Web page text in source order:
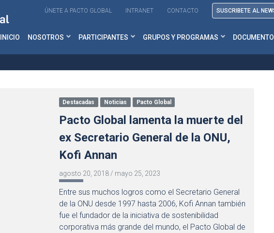
ÚNETE A PACTO GLOBAL INTRANET CONTACTO SUSCRIBETE AL
INICIO NOSOTROS PARTICIPANTES GRUPOS Y PROGRAMAS
Destacadas Noticias Pacto Global
Pacto Global lamenta la muerte del
ex Secretario General de la ONU,
Kofi Annan
agosto 20, 2018 / mayo 25, 2023
Entre sus muchos logros como el Secretario General
de la ONU desde 1997 hasta 2006, Kofi Annan también
fue el fundador de la iniciativa de sostenibilidad
corporativa más grande del mundo, el Pacto Global de